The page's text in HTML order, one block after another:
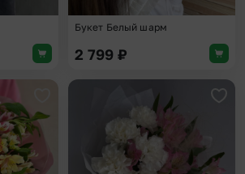
Букет Белый шарм
2 799 ₽
Добавить в избранное